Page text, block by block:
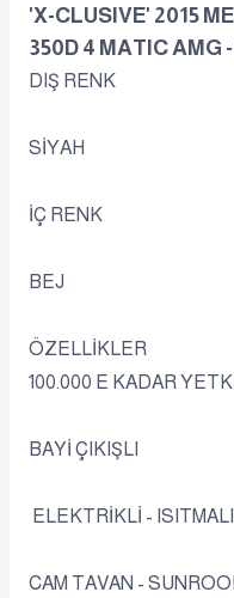
'X-CLUSIVE' 2015
350D 4 MATIC AMG
DIŞ RENK
SİYAH
İÇ RENK
BEJ
ÖZELLİKLER
100.000 E KADAR
BAYİ ÇIKIŞLI
ELEKTRİKLİ -
CAM TAVAN -